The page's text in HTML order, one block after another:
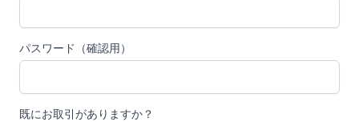
パスワード（確認用）
既にお取引がありますか？